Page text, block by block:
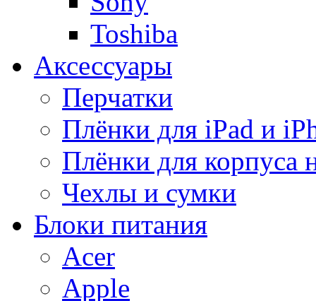
Toshiba
Аксессуары
Перчатки
Плёнки для iPad и
Плёнки для корпуса
Чехлы и сумки
Блоки питания
Acer
Apple